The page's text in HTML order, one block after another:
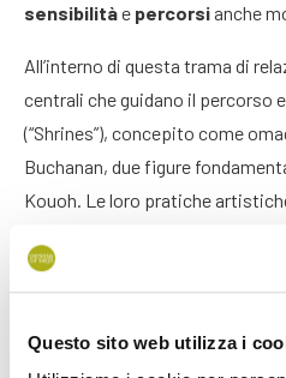
Questo sito web utilizza i
sensibilitàe percorsi anche
All’interno di questa trama di
centrali che guidano il percorso
(“Shrines”), concepito come
Buchanan, due figure
Kouoh. Le loro pratiche
capace di dialogare con la
Un altro elemento importante è